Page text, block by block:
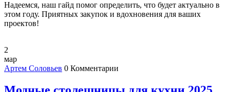
Надеемся, наш гайд помог определить, что будет актуально в
этом году. Приятных закупок и вдохновения для ваших
проектов!
2
мар
Артем Соловьев 0 Комментарии